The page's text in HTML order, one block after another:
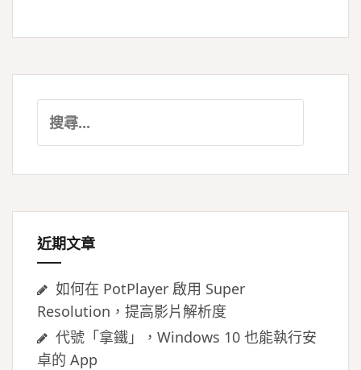
尋
鍵
近期文章
如何在 PotPlayer 啟用 Super
Resolution，提高影片解析度
代號「拿鐵」，Windows 10 也能執行安
卓的 App